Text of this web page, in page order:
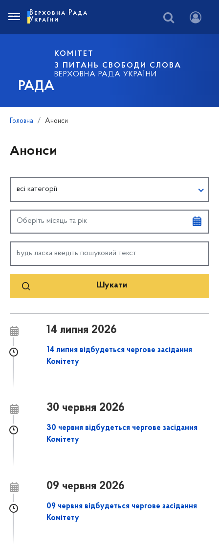
РАДА
КОМІТЕТ
З ПИТАНЬ СВОБОДИ СЛОВА
ВЕРХОВНА РАДА УКРАЇНИ
Верховна Рада
України
Головна Анонси
Анонси
всі категорії
14 липня 2026
14 липня відбудеться чергове засідання
Комітету
30 червня 2026
30 червня відбудеться чергове засідання
Комітету
09 червня 2026
09 червня відбудеться чергове засідання
Комітету